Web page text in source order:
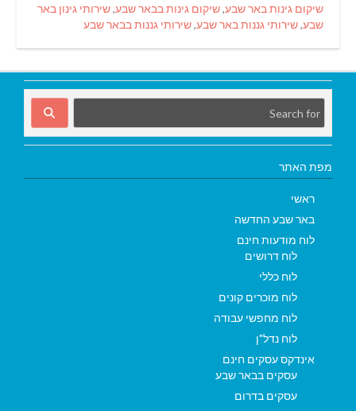
שיקום גינות באר שבע,שיקום גינות בבאר שבע,שירותי גינון באר
שבע,שירותי גננות באר שבע,שירותי גננות בבאר שבע
מפת האתר
ראשי
באר שבע החדשה
לוח מודעות חינם
לוח דרושים
לוח כללי
לוח מוכרים קונים
לוח מחפשי עבודה
לוח נדל"ן
אינדקס עסקים חינם
עסקים בבאר שבע
עסקים בדרום